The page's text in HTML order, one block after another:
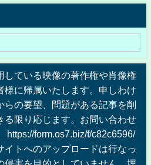
している映像の著作権や肖像権
様に帰属いたします。申しわけ
らの要望、問題がある記事を削
る限り応じます。お問い合わせ
https://form.os7.biz/f/c82c6596/
イトへのアップロードは行なっ